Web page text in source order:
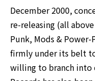
December 2000,
re-releasing (all
Punk, Mods &
firmly under its belt
willing to branch into